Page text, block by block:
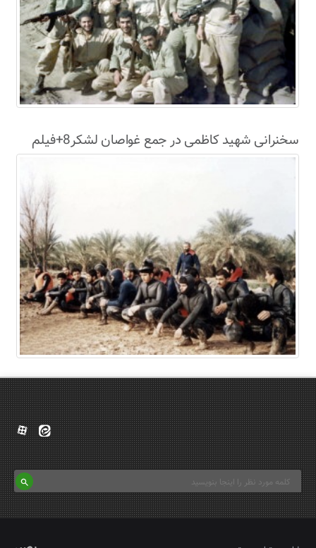
سخنرانی شهید کاظمی در جمع غواصان لشکر8+فیلم